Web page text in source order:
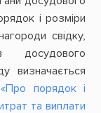
і розміри
свідку,
визначається
«Про порядок і
та виплати